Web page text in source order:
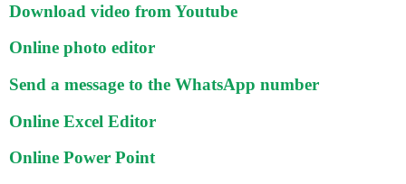
Download video from Youtube
Online photo editor
Send a message to the WhatsApp number
Online Excel Editor
Online Power Point